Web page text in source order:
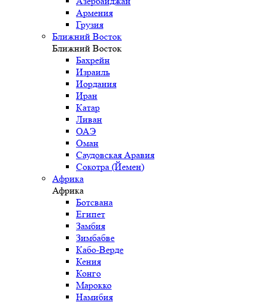
Армения
Грузия
Ближний Восток
Ближний Восток
Бахрейн
Израиль
Иордания
Иран
Катар
Ливан
ОАЭ
Оман
Саудовская Аравия
Сокотра (Йемен)
Африка
Африка
Ботсвана
Египет
Замбия
Зимбабве
Кабо-Верде
Кения
Конго
Марокко
Намибия